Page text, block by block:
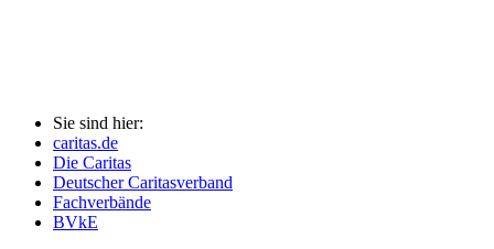
Sie sind hier:
caritas.de
Die Caritas
Deutscher Caritasverband
Fachverbände
BVkE